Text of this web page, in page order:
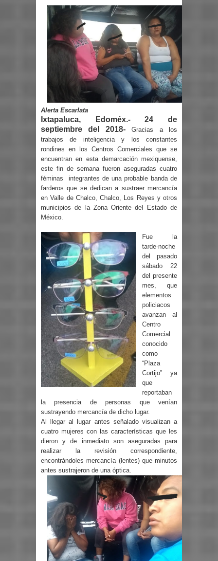
Alerta Escarlata
Ixtapaluca, Edoméx.- 24 de
septiembre del 2018-
Gracias a los
trabajos de inteligencia y los constantes
rondines en los Centros Comerciales que se
encuentran en esta demarcación mexiquense,
este fin de semana fueron aseguradas cuatro
féminas
integrantes de una probable banda de
farderos que se dedican a sustraer mercancía
en Valle de Chalco, Chalco, Los Reyes y otros
municipios de la Zona Oriente del Estado de
México.
Fue la
tarde-noche
del pasado
sábado 22
del presente
mes, que
elementos
policiacos
avanzan al
Centro
Comercial
conocido
como
“Plaza
Cortijo” ya
que
reportaban
la presencia de personas que venían
sustrayendo mercancía de dicho lugar.
Al llegar al lugar antes señalado visualizan a
cuatro mujeres con las características que les
dieron y de inmediato son aseguradas para
realizar la revisión correspondiente,
encontrándoles mercancía (lentes) que minutos
antes sustrajeron de una óptica.